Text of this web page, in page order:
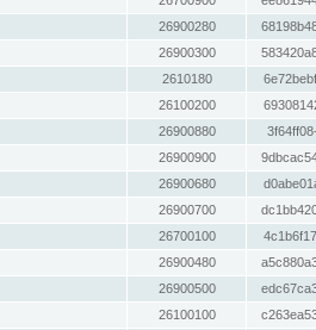
26900280
26900300
2610180
26100200
26900880
26900900
26900680
26900700
26700100
26900480
26900500
26100100